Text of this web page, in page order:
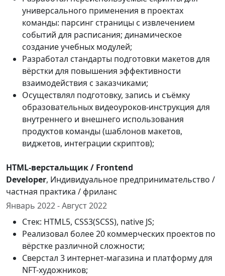
универсального применения в проектах
команды: парсинг страницы с извлечением
событий для расписания; динамическое
создание учебных модулей;
Разработал стандарты подготовки макетов для
вёрстки для повышения эффективности
взаимодействия с заказчиками;
Осуществлял подготовку, запись и съёмку
образовательных видеоуроков-инструкция для
внутреннего и внешнего использования
продуктов команды (шаблонов макетов,
виджетов, интеграции скриптов);
HTML-верстальщик / Frontend
Developer, Индивидуальное предпринимательство /
частная практика / фриланс
Январь 2022 - Август 2022
Стек: HTML5, CSS3(SCSS), native JS;
Реализовал более 20 коммерческих проектов по
вёрстке различной сложности;
Сверстал 3 интернет-магазина и платформу для
NFT-художников;